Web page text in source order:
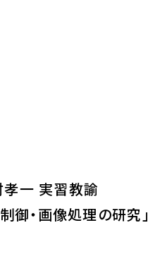
一 実習教諭
御・画像処理の研究」